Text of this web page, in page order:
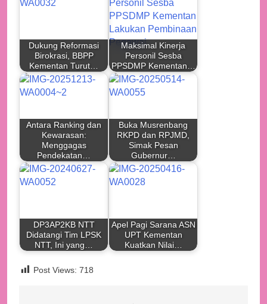
Dukung Reformasi
Birokrasi, BBPP
Kementan Turut…
Maksimal Kinerja
Personil Sesba
PPSDMP Kementan…
Antara Ranking dan
Kewarasan:
Menggagas
Pendekatan…
Buka Musrenbang
RKPD dan RPJMD,
Simak Pesan
Gubernur…
DP3AP2KB NTT
Didatangi Tim LPSK
NTT, Ini yang…
Apel Pagi Sarana ASN
UPT Kementan
Kuatkan Nilai…
Post Views: 718